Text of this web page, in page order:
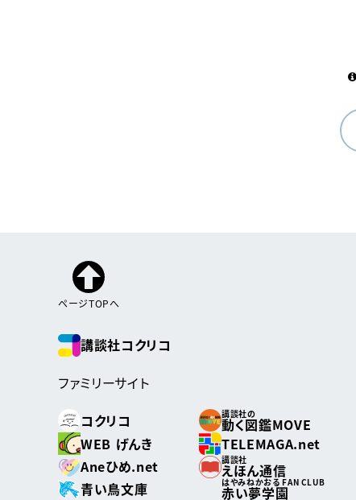
ページTOPへ
講談社コクリコ
ファミリーサイト
コクリコ
講談社の
動く図鑑MOVE
WEB げんき
TELEMAGA.net
Aneひめ.net
講談社
えほん通信
青い鳥文庫
はやみねかおる FAN CLUB
赤い夢学園